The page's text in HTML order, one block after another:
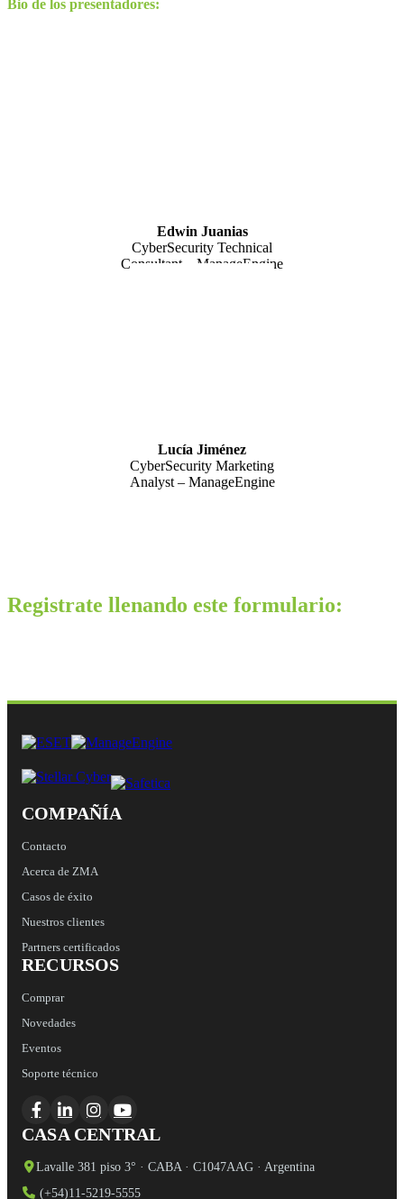
Bio de los presentadores:
Edwin Juanias
CyberSecurity Technical
Consultant – ManageEngine
Lucía Jiménez
CyberSecurity Marketing
Analyst – ManageEngine
Registrate llenando este formulario:
COMPAÑÍA
Contacto
Acerca de ZMA
Casos de éxito
Nuestros clientes
Partners certificados
RECURSOS
Comprar
Novedades
Eventos
Soporte técnico
CASA CENTRAL
Lavalle 381 piso 3° · CABA · C1047AAG · Argentina
(+54)11-5219-5555